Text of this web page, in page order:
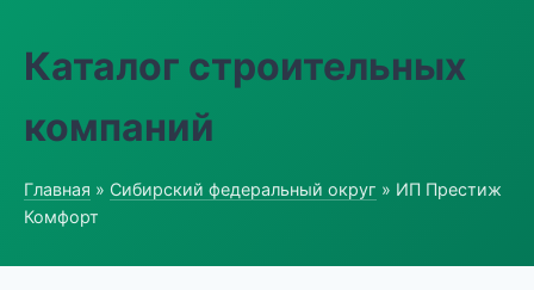
Каталог строительных
компаний
Главная » Сибирский федеральный округ » ИП Престиж
Комфорт